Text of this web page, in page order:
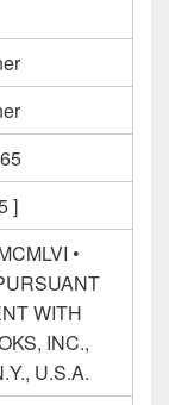
]
•
WITH
INC.,
U.S.A.